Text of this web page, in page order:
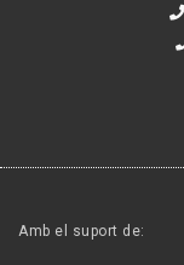
Amb el suport de: